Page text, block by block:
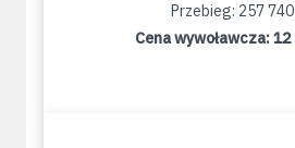
Przebieg: 257
Cena wywoławcza:12